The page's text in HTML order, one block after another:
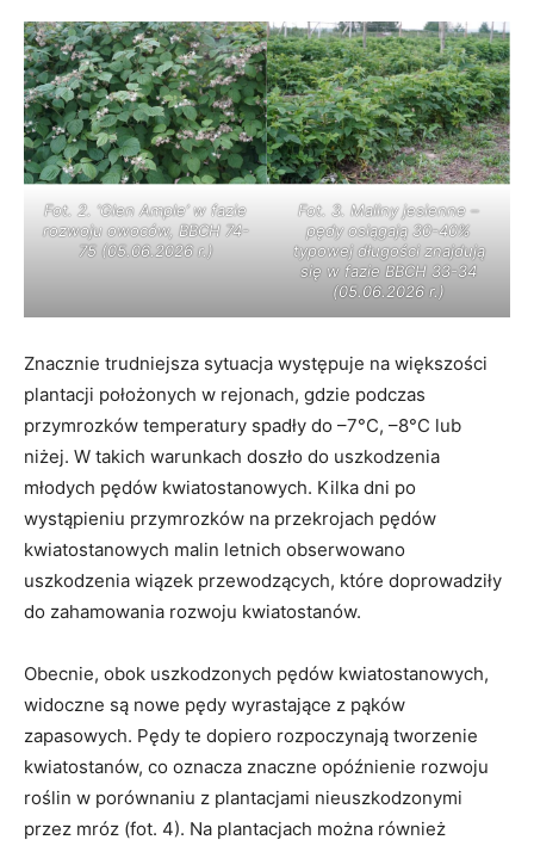
Fot. 2. ‘Glen Ample’ w fazie
rozwoju owoców, BBCH 74-
75 (05.06.2026 r.)
Fot. 3. Maliny jesienne –
pędy osiągają 30-40%
typowej długości znajdują
się w fazie BBCH 33-34
(05.06.2026 r.)
Znacznie trudniejsza sytuacja występuje na większości
plantacji położonych w rejonach, gdzie podczas
przymrozków temperatury spadły do –7°C, –8°C lub
niżej. W takich warunkach doszło do uszkodzenia
młodych pędów kwiatostanowych. Kilka dni po
wystąpieniu przymrozków na przekrojach pędów
kwiatostanowych malin letnich obserwowano
uszkodzenia wiązek przewodzących, które doprowadziły
do zahamowania rozwoju kwiatostanów.
Obecnie, obok uszkodzonych pędów kwiatostanowych,
widoczne są nowe pędy wyrastające z pąków
zapasowych. Pędy te dopiero rozpoczynają tworzenie
kwiatostanów, co oznacza znaczne opóźnienie rozwoju
roślin w porównaniu z plantacjami nieuszkodzonymi
przez mróz (fot. 4). Na plantacjach można również